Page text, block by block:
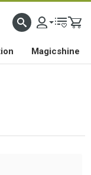
2010
Magicshine